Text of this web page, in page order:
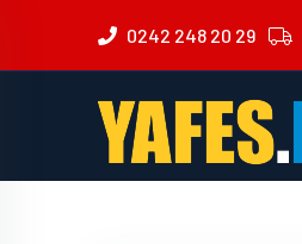
0242 248 20 29